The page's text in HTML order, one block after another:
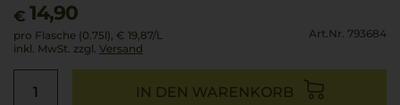
€ 14,90
pro Flasche (0.75l), € 19,87/L
inkl. MwSt. zzgl. Versand
Art.Nr. 793684
IN DEN WARENKORB